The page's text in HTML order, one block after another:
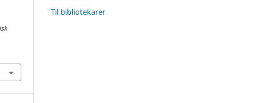
Til bibliotekarer